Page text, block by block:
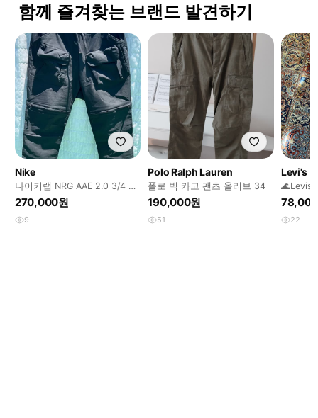
함께 즐겨찾는 브랜드 발견하기
Nike
나이키랩 NRG AAE 2.0 3/4 스
트레치 포켓 팬츠 M 팝니다
270,000원
9
Polo Ralph Lauren
폴로 빅 카고 팬츠 올리브 34
190,000원
51
Levi's
🌊Levis
Cargo
22